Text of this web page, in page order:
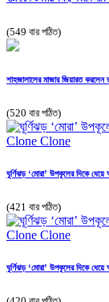
(549 বার পঠিত)
শাহজালালের মাজার জিয়ারত করলেন
(520 বার পঠিত)
ঘূর্ণিঝড় ‘মোরা’ উপকূলের দিকে
(421 বার পঠিত)
ঘূর্ণিঝড় ‘মোরা’ উপকূলের দিকে